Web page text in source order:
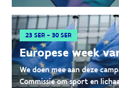
23 SEP. - 30 SEP.
Europese week
We doen mee aan deze
Commissie om sport en